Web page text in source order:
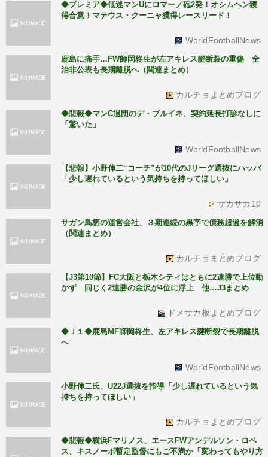
◆プレミア◆低迷マンUにロマーノ砲2発！オシムヘン獲
得合意！マテウス・クーニャ獲得レースリード！
WorldFootballNews
鹿島に痛手…FW師岡柊生が左アキレス腱断裂の重傷 全
治非公表も長期離脱へ（関連まとめ）
カルチョまとめブログ
◆悲報◆マンC退団のデ・ブルイネ、契約延長打診なしに
「驚いた」
WorldFootballNews
【悲報】小野伸二“コーチ”が10代のJリーグ選抜にハッパ
「少し遅れているという気持ちを持ってほしい」
サカサカ10
サガン鳥栖の運営会社、３期連続の黒字で債務超過を解消
（関連まとめ）
カルチョまとめブログ
【J3第10節】FC大阪と栃木シティはともに2連勝で上位動
かず 同じく2連勝の金沢が4位に浮上 他…J3まとめ
ドメサカ板まとめブログ
◆Ｊ１◆鹿島MF師岡柊生、左アキレス腱断裂で長期離脱
へ
WorldFootballNews
小野伸二氏、U22J選抜を指導「少し遅れているという気
持ちを持ってほしい」
カルチョまとめブログ
◆悲報◆横浜Fマリノス、エースFWアンデルソン・ロペ
ス、キスノーボ暫定監督にもご不満か「変わってもやり方